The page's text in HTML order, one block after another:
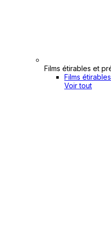
Films étirables et
Films
Voir tout